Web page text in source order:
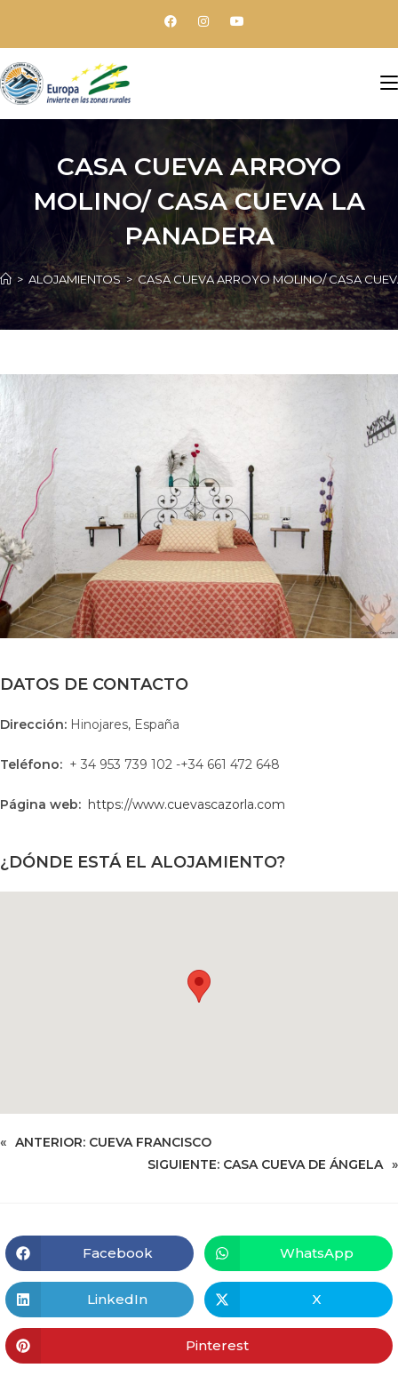
CASA CUEVA ARROYO
MOLINO/ CASA CUEVA LA
PANADERA
> ALOJAMIENTOS > CASA CUEVA ARROYO MOLINO/ CASA
DATOS DE CONTACTO
Dirección: Hinojares, España
Teléfono: + 34 953 739 102 -+34 661 472 648
Página web: https://www.cuevascazorla.com
¿DÓNDE ESTÁ EL ALOJAMIENTO?
« ANTERIOR: CUEVA FRANCISCO
SIGUIENTE: CASA CUEVA DE ÁNGELA »
Facebook WhatsApp
LinkedIn X
Pinterest